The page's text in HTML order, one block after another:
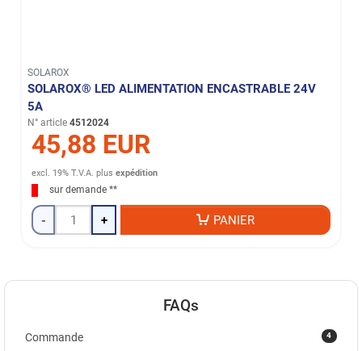
SOLAROX
SOLAROX® LED ALIMENTATION ENCASTRABLE 24V
5A
N° article 4512024
45,88 EUR
excl. 19% T.V.A. plusexpédition
sur demande **
- + PANIER
FAQs
4
Commande